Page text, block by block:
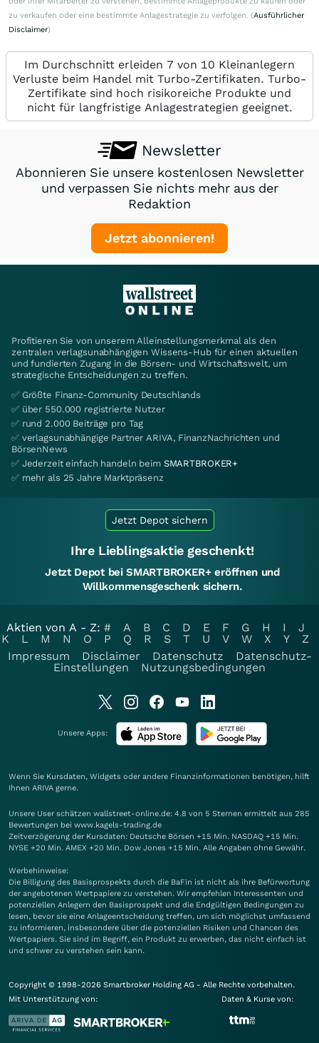
zu verkaufen oder eine bestimmte Anlagestrategie zu verfolgen. (Ausführlicher
Disclaimer)
Im Durchschnitt erleiden 7 von 10 Kleinanlegern
Verluste beim Handel mit Turbo-Zertifikaten. Turbo-
Zertifikate sind hoch risikoreiche Produkte und
nicht für langfristige Anlagestrategien geeignet.
Newsletter
Abonnieren Sie unsere kostenlosen Newsletter
und verpassen Sie nichts mehr aus der
Redaktion
Jetzt abonnieren!
Profitieren Sie von unserem Alleinstellungsmerkmal als den
zentralen verlagsunabhängigen Wissens-Hub für einen aktuellen
und fundierten Zugang in die Börsen- und Wirtschaftswelt, um
strategische Entscheidungen zu treffen.
✅ Größte Finanz-Community Deutschlands
✅ über 550.000 registrierte Nutzer
✅ rund 2.000 Beiträge pro Tag
✅ verlagsunabhängige Partner ARIVA, FinanzNachrichten und
BörsenNews
✅ Jederzeit einfach handeln beim SMARTBROKER+
✅ mehr als 25 Jahre Marktpräsenz
Jetzt Depot sichern
Ihre Lieblingsaktie geschenkt!
Jetzt Depot bei SMARTBROKER+ eröffnen und
Willkommensgeschenk sichern.
Aktien von A - Z: # A B C D E F G H I
J
K
L M N O P Q R S T U V W X Y
Z
Impressum
Disclaimer Datenschutz
Datenschutz-
Einstellungen
Nutzungsbedingungen
Unsere Apps:
Wenn Sie Kursdaten, Widgets oder andere Finanzinformationen benötigen, hilft
Ihnen ARIVA gerne.
Unsere User schätzen wallstreet-online.de: 4.8 von 5 Sternen ermittelt aus 285
Bewertungen bei www.kagels-trading.de
Zeitverzögerung der Kursdaten: Deutsche Börsen +15 Min. NASDAQ +15 Min.
NYSE +20 Min. AMEX +20 Min. Dow Jones +15 Min. Alle Angaben ohne Gewähr.
Werbehinweise:
Die Billigung des Basisprospekts durch die BaFin ist nicht als ihre Befürwortung
der angebotenen Wertpapiere zu verstehen. Wir empfehlen Interessenten und
potenziellen Anlegern den Basisprospekt und die Endgültigen Bedingungen zu
lesen, bevor sie eine Anlageentscheidung treffen, um sich möglichst umfassend
zu informieren, insbesondere über die potenziellen Risiken und Chancen des
Wertpapiers. Sie sind im Begriff, ein Produkt zu erwerben, das nicht einfach ist
und schwer zu verstehen sein kann.
Copyright © 1998-2026 Smartbroker Holding AG - Alle Rechte vorbehalten.
Mit Unterstützung von:
Daten & Kurse von: